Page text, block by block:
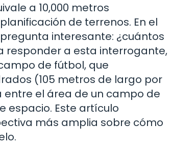
a 10,000 metros
de terrenos. En el
interesante: ¿cuántos
responder a esta interrogante,
de fútbol, que
(105 metros de largo por
entre el área de un campo de
espacio. Este artículo
más amplia sobre cómo